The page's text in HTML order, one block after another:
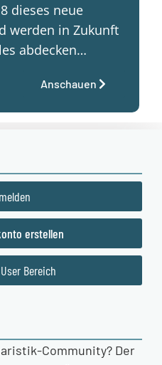
dieses neue
werden in Zukunft
abdecken…
Anschauen
erstellen
Bereich
Community? Der